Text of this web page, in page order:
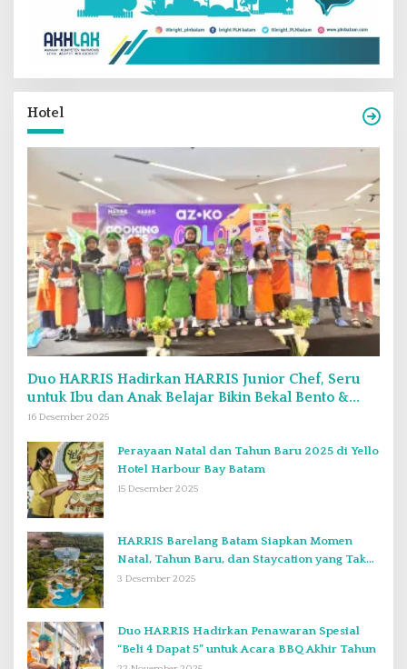
Hotel
Duo HARRIS Hadirkan HARRIS Junior Chef, Seru
untuk Ibu dan Anak Belajar Bikin Bekal Bento &
Kimbab
16 Desember 2025
Perayaan Natal dan Tahun Baru 2025 di Yello
Hotel Harbour Bay Batam
15 Desember 2025
HARRIS Barelang Batam Siapkan Momen
Natal, Tahun Baru, dan Staycation yang Tak
Terlupakan di Desember 2025
3 Desember 2025
Duo HARRIS Hadirkan Penawaran Spesial
“Beli 4 Dapat 5” untuk Acara BBQ Akhir Tahun